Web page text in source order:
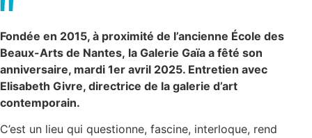
Fondée en 2015, à proximité de l’ancienne École des
Beaux-Arts de Nantes, la Galerie Gaïa a fêté son
anniversaire, mardi 1er avril 2025. Entretien avec
Elisabeth Givre, directrice de la galerie d’art
contemporain.
C’est un lieu qui questionne, fascine, interloque, rend